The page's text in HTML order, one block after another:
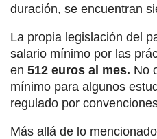
duración, se encuentran
La propia legislación del
salario mínimo por las
en 512 euros al mes. No
mínimo para algunos
regulado por
Más allá de lo